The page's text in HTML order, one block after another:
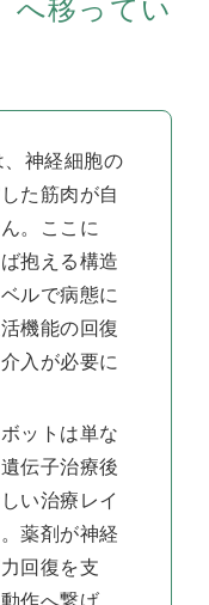
へ移ってい
神経細胞の
た筋肉が自
。ここに
抱える構造
ルで病態に
機能の回復
入が必要に
ットは単な
伝子治療後
い治療レイ
薬剤が神経
回復を支
作へ繋げ